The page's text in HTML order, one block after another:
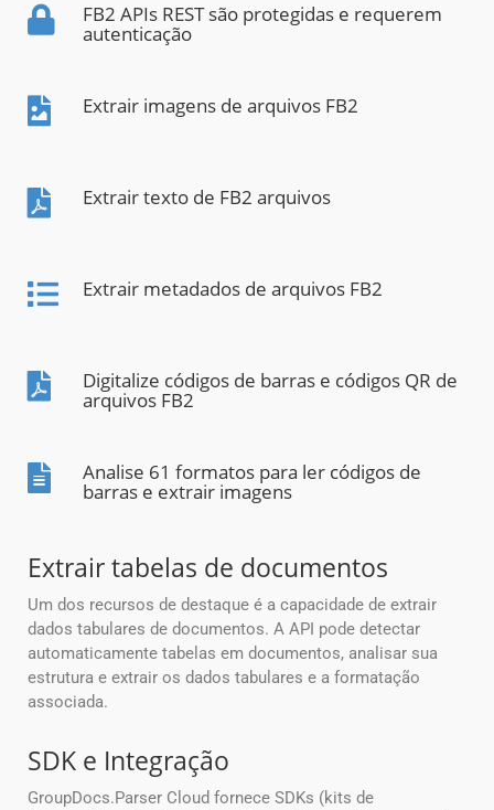
FB2 APIs REST são protegidas e requerem
autenticação
Extrair imagens de arquivos FB2
Extrair texto de FB2 arquivos
Extrair metadados de arquivos FB2
Digitalize códigos de barras e códigos QR de
arquivos FB2
Analise 61 formatos para ler códigos de
barras e extrair imagens
Extrair tabelas de documentos
Um dos recursos de destaque é a capacidade de extrair
dados tabulares de documentos. A API pode detectar
automaticamente tabelas em documentos, analisar sua
estrutura e extrair os dados tabulares e a formatação
associada.
SDK e Integração
GroupDocs.Parser Cloud fornece SDKs (kits de